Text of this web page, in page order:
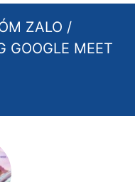
ZALO /
GOOGLE MEET